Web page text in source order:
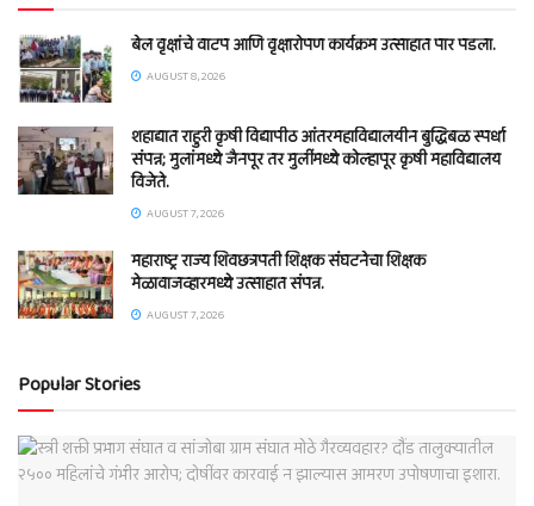
बेल वृक्षांचे वाटप आणि वृक्षारोपण कार्यक्रम उत्साहात पार पडला.
AUGUST 8, 2026
शहाद्यात राहुरी कृषी विद्यापीठ आंतरमहाविद्यालयीन बुद्धिबळ स्पर्धा
संपन्न; मुलांमध्ये जैनपूर तर मुलींमध्ये कोल्हापूर कृषी महाविद्यालय
विजेते.
AUGUST 7, 2026
महाराष्ट्र राज्य शिवछत्रपती शिक्षक संघटनेचा शिक्षक
मेळावाजव्हारमध्ये उत्साहात संपन्न.
AUGUST 7, 2026
Popular Stories